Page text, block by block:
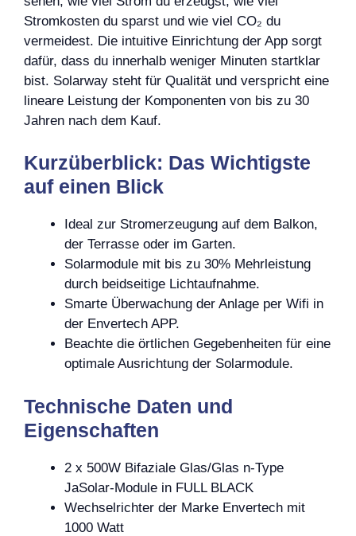
Stromkosten du sparst und wie viel CO₂ du
vermeidest. Die intuitive Einrichtung der App sorgt
dafür, dass du innerhalb weniger Minuten startklar
bist. Solarway steht für Qualität und verspricht eine
lineare Leistung der Komponenten von bis zu 30
Jahren nach dem Kauf.
Kurzüberblick: Das Wichtigste
auf einen Blick
Ideal zur Stromerzeugung auf dem Balkon,
der Terrasse oder im Garten.
Solarmodule mit bis zu 30% Mehrleistung
durch beidseitige Lichtaufnahme.
Smarte Überwachung der Anlage per Wifi in
der Envertech APP.
Beachte die örtlichen Gegebenheiten für eine
optimale Ausrichtung der Solarmodule.
Technische Daten und
Eigenschaften
2 x 500W Bifaziale Glas/Glas n-Type
JaSolar-Module in FULL BLACK
Wechselrichter der Marke Envertech mit
1000 Watt